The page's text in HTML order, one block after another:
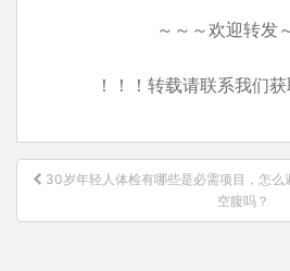
～～～欢迎转发
！！！转载请联系我们
文
导
30岁年轻人体检有哪些是必需项目，怎么
空腹吗？